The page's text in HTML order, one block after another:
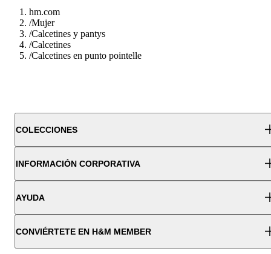
hm.com
/Mujer
/Calcetines y pantys
/Calcetines
/Calcetines en punto pointelle
COLECCIONES
INFORMACIÓN CORPORATIVA
AYUDA
CONVIÉRTETE EN H&M MEMBER